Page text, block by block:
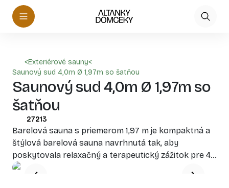
<Exteriérové sauny<
Saunový sud 4,0m Ø 1,97m so šatňou
Saunový sud 4,0m Ø 1,97m so
šatňou
27213
Barelová sauna s priemerom 1,97 m je kompaktná a
štýlová barelová sauna navrhnutá tak, aby
poskytovala relaxačný a terapeutický zážitok pre 4
až 6 osôb.